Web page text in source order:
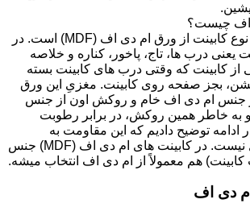
اف چیست؟
جنس بدنه این نوع کابینت از ورق ام دی اف (MDF) است. در
یعنی درب ها، تاج، پاخور، کناره و خلاصه
کابینت که وقتی درب های کابینت بسته
بجز صفحه روی کابینت. مغزیِ این ورق
جنس ام دی اف خام و روکش اون از جنس
به خاطر همین روکش، در برابر رطوبت
ادامه توضیح دادیم که این مقاومت به
رطوبت، کامل نیست. در کابینت های ام دی اف (MDF) جنس
هم معمولاً از ام دی اف انتخاب میشه.
دی اف